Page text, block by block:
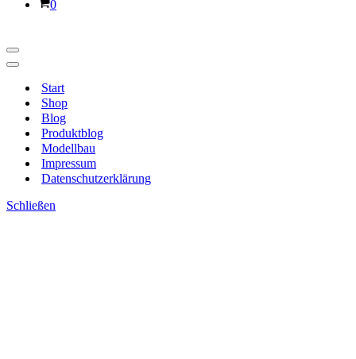
Warenkorb
0
Navigationsmenü
Navigationsmenü
Start
Shop
Blog
Produktblog
Modellbau
Impressum
Datenschutzerklärung
Schließen